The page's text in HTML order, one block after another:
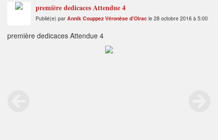
première dedicaces Attendue 4
Publié(e) par Annik Couppez Véronèse d'Olrac le 28 octobre 2016 à 5:00
première dedicaces Attendue 4